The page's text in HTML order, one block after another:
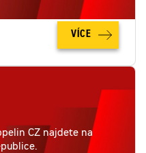
VÍCE
CZ najdete na